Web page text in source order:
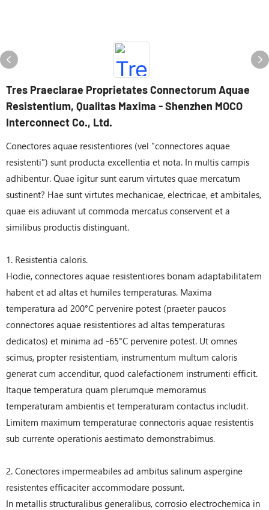
Tres Praeclarae Proprietates Connectorum Aquae
Resistentium, Qualitas Maxima - Shenzhen MOCO
Interconnect Co., Ltd.
Conectores aquae resistentiores (vel "connectores aquae
resistenti") sunt producta excellentia et nota. In multis campis
adhibentur. Quae igitur sunt earum virtutes quae mercatum
sustinent? Hae sunt virtutes mechanicae, electricae, et ambitales,
quae eis adiuvant ut commoda mercatus conservent et a
similibus productis distinguant.
1. Resistentia caloris.
Hodie, connectores aquae resistentiores bonam adaptabilitatem
habent et ad altas et humiles temperaturas. Maxima
temperatura ad 200°C pervenire potest (praeter paucos
connectores aquae resistentiores ad altas temperaturas
dedicatos) et minima ad -65°C pervenire potest. Ut omnes
scimus, propter resistentiam, instrumentum multum caloris
generat cum accenditur, quod calefactionem instrumenti efficit.
Itaque temperatura quam plerumque memoramus
temperaturam ambientis et temperaturam contactus includit.
Limitem maximum temperaturae connectoris aquae resistentis
sub currente operationis aestimato demonstrabimus.
2. Conectores impermeabiles ad ambitus salinum aspergine
resistentes efficaciter accommodare possunt.
In metallis structuralibus generalibus, corrosio electrochemica in